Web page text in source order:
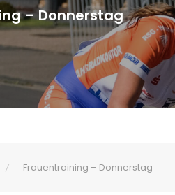
– Donnerstag
Frauentraining – Donnerstag